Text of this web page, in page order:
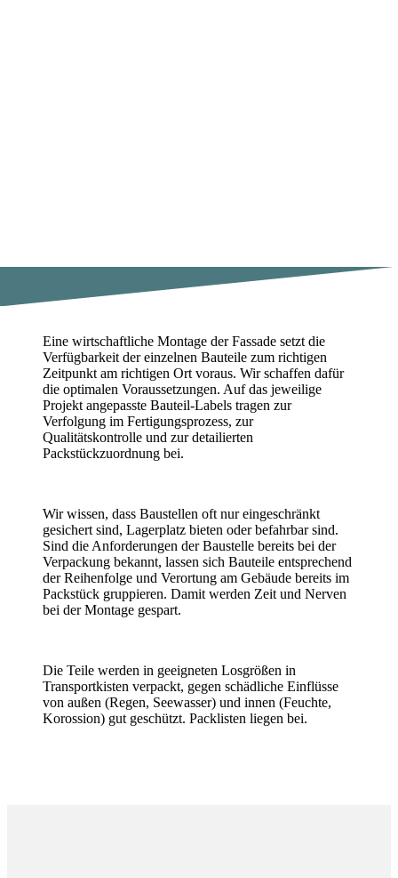
Eine wirtschaftliche Montage der Fassade setzt die
Verfügbarkeit der einzelnen Bauteile zum richtigen
Zeitpunkt am richtigen Ort voraus. Wir schaffen dafür
die optimalen Voraussetzungen. Auf das jeweilige
Projekt angepasste Bauteil-Labels tragen zur
Verfolgung im Fertigungsprozess, zur
Qualitätskontrolle und zur detailierten
Packstückzuordnung bei.
Wir wissen, dass Baustellen oft nur eingeschränkt
gesichert sind, Lagerplatz bieten oder befahrbar sind.
Sind die Anforderungen der Baustelle bereits bei der
Verpackung bekannt, lassen sich Bauteile entsprechend
der Reihenfolge und Verortung am Gebäude bereits im
Packstück gruppieren. Damit werden Zeit und Nerven
bei der Montage gespart.
Die Teile werden in geeigneten Losgrößen in
Transportkisten verpackt, gegen schädliche Einflüsse
von außen (Regen, Seewasser) und innen (Feuchte,
Korossion) gut geschützt. Packlisten liegen bei.